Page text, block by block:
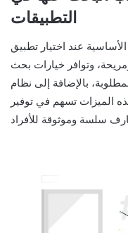
التطبيقات
عند اختيار تطبيق
وتوافر خيارات بحث
بالإضافة إلى نظام
الميزات تسهم في توفير